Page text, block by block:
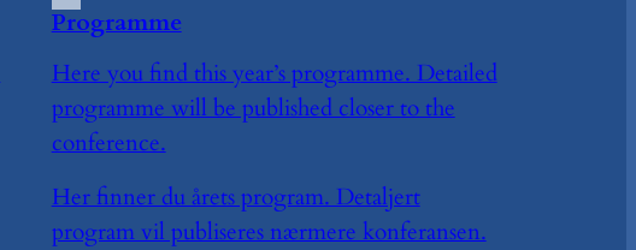
Programme
Here you find this year’s programme. Detailed
programme will be published closer to the
conference.
Her finner du årets program. Detaljert
program vil publiseres nærmere konferansen.